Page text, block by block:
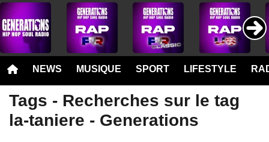
NEWS MUSIQUE SPORT LIFESTYLE
Tags - Recherches sur le tag
la-taniere - Generations